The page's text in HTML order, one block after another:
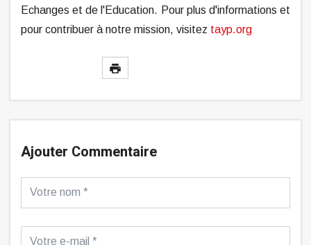
Echanges et de l'Education. Pour plus d'informations et
pour contribuer à notre mission, visitez tayp.org
Ajouter Commentaire